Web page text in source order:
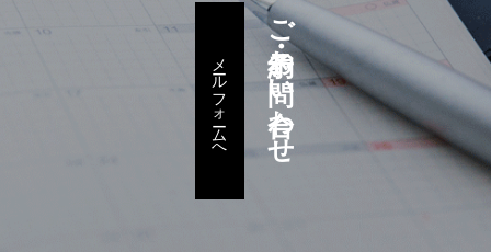
ご予約・お問い合わせ
メールフォームへ